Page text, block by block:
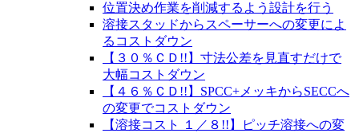
位置決め作業を削減するよう設計を行う
溶接スタッドからスペーサーへの変更によ
るコストダウン
【３０％ＣＤ!!】寸法公差を見直すだけで
大幅コストダウン
【４６％ＣＤ!!】SPCC+メッキからSECCへ
の変更でコストダウン
【溶接コスト １／８!!】ピッチ溶接への変